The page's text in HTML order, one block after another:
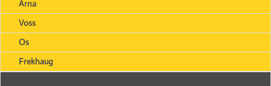
Arna
Voss
Os
Frekhaug